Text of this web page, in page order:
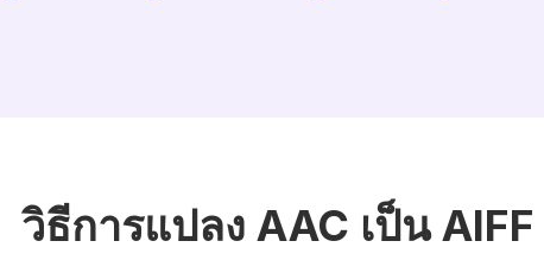
วิธีการแปลง AAC เป็น AIFF